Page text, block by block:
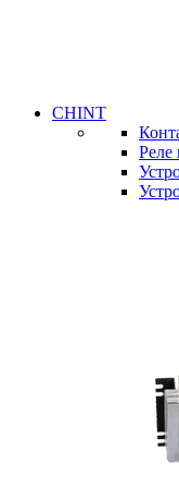
CHINT
Реле